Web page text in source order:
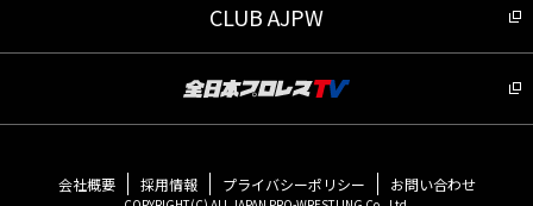
CLUB AJPW
会社概要 採用情報 プライバシーポリシー お問い合わせ